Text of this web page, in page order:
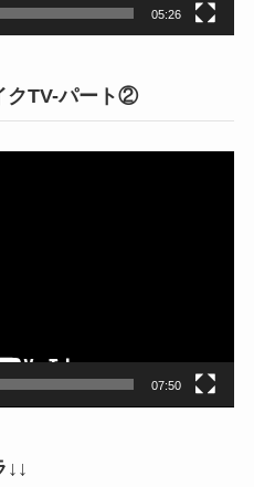
05:26
クTV-パート②
07:50
↓↓